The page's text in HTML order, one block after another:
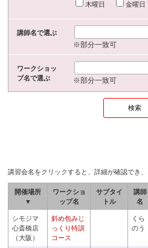
木曜日
金曜日
講師名で選ぶ
※部分一致可
ワークショッ
プ名で選ぶ
※部分一致可
講習会名をクリックすると、詳細が確認でき、
開催場所
▼
ワークショ
ップ名
サブタイ
トル
講師
名
シモジマ
心斎橋店
（大阪）
斜め包みじ
っくり特訓
コース
くら
のう